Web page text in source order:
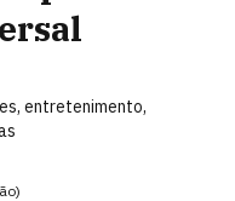
entretenimento,